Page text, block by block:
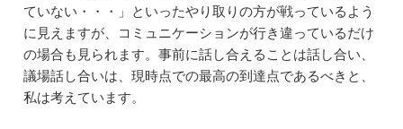
ていない・・・」といったやり取りの方が戦っているよう
に見えますが、コミュニケーションが行き違っているだけ
の場合も見られます。事前に話し合えることは話し合い、
議場話し合いは、現時点での最高の到達点であるべきと、
私は考えています。